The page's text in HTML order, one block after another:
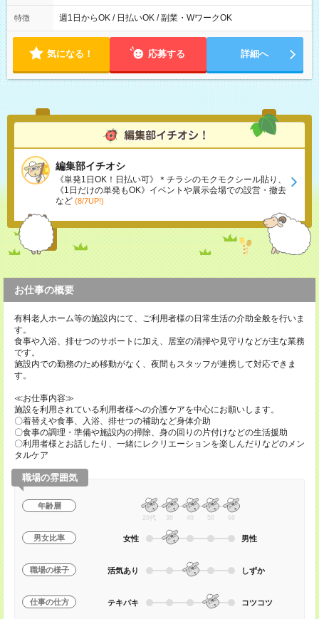
の間で4～8時間勤務（休憩時間は法定通り） ※週1日～OK ／ 1
日4時間から勤務OK ／ 夜勤なし ＊＊ 勤務時間例 ＊＊ ■7時
変動 ※曜日固定（毎週同じ曜日勤務）
特徴 週1日からOK / 日払いOK / 副業・WワークOK
気になる！ 応募する 詳細へ
編集部イチオシ
《単発1日OK！日払い可》＊チラシのモクモクシール貼り、
《1日だけの単発もOK》イベントや展示会場での設営・撤去
など (8/7UP!)
お仕事の概要
有料老人ホーム等の施設内にて、ご利用者様の日常生活の介助全般を行いま
す。
食事や入浴、排せつのサポートに加え、居室の清掃や見守りなどが主な業務
です。
施設内での勤務のため移動がなく、夜間もスタッフが連携して対応できま
す。
≪お仕事内容≫
施設を利用されている利用者様への介護ケアを中心にお願いします。
〇着替えや食事、入浴、排せつの補助など身体介助
〇食事の調理・準備や施設内の掃除、身の回りの片付けなどの生活援助
〇利用者様とお話したり、一緒にレクリエーションを楽しんだりなどのメン
タルケア
職場の雰囲気
年齢層
20代 30 40 50 60
男女比率 女性 男性
職場の様子 活気あり しずか
仕事の仕方 テキパキ コツコツ